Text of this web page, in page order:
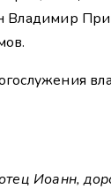
Владимир
Иоанн,